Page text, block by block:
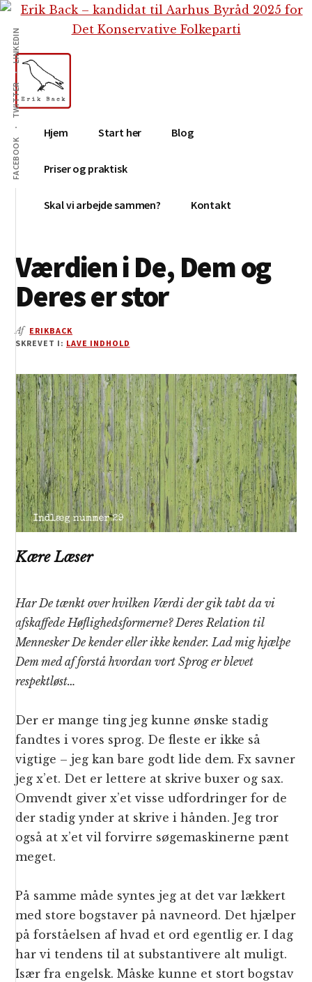
Skip
indhold
Gå
primær
sidebar
Skip
footer
Additional
menu
FACEBOOK
TWITTER
LINKEDIN
Erik
Back
Tekstforfatter,
content
creation,
blog,
medier
Hjem Start her Blog
Priser og praktisk
Skal vi arbejde sammen? Kontakt
Værdien i De, Dem og
Deres er stor
Af ERIKBACK
SKREVET I: LAVE INDHOLD
Kære Læser
Har De tænkt over hvilken Værdi der gik tabt da vi
afskaffede Høflighedsformerne? Deres Relation til
Mennesker De kender eller ikke kender. Lad mig hjælpe
Dem med af forstå hvordan vort Sprog er blevet
respektløst…
Der er mange ting jeg kunne ønske stadig
fandtes i vores sprog. De fleste er ikke så
vigtige – jeg kan bare godt lide dem. Fx savner
jeg x’et. Det er lettere at skrive buxer og sax.
Omvendt giver x’et visse udfordringer for de
der stadig ynder at skrive i hånden. Jeg tror
også at x’et vil forvirre søgemaskinerne pænt
meget.
På samme måde syntes jeg at det var lækkert
med store bogstaver på navneord. Det hjælper
på forståelsen af hvad et ord egentlig er. I dag
har vi tendens til at substantivere alt muligt.
Især fra engelsk. Måske kunne et stort bogstav